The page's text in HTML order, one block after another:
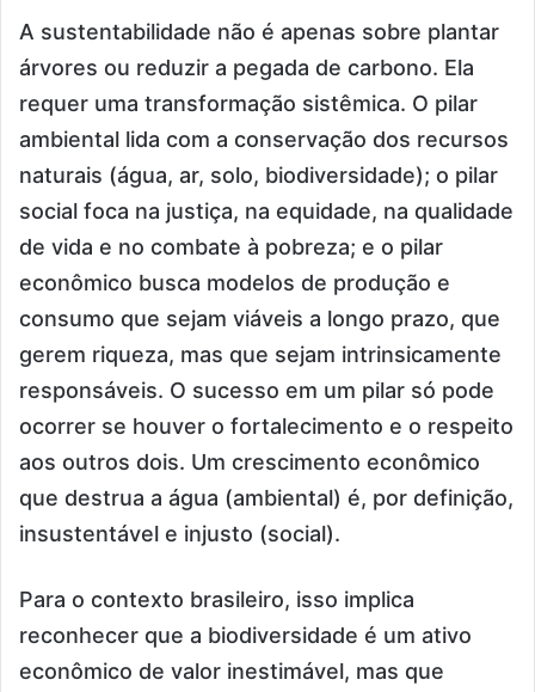
A sustentabilidade não é apenas sobre plantar
árvores ou reduzir a pegada de carbono. Ela
requer uma transformação sistêmica. O pilar
ambiental lida com a conservação dos recursos
naturais (água, ar, solo, biodiversidade); o pilar
social foca na justiça, na equidade, na qualidade
de vida e no combate à pobreza; e o pilar
econômico busca modelos de produção e
consumo que sejam viáveis a longo prazo, que
gerem riqueza, mas que sejam intrinsicamente
responsáveis. O sucesso em um pilar só pode
ocorrer se houver o fortalecimento e o respeito
aos outros dois. Um crescimento econômico
que destrua a água (ambiental) é, por definição,
insustentável e injusto (social).
Para o contexto brasileiro, isso implica
reconhecer que a biodiversidade é um ativo
econômico de valor inestimável, mas que